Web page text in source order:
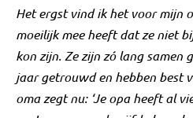
Het ergst vind ik het voor mijn
moeilijk mee heeft dat ze niet
kon zijn. Ze zijn zó lang samen
jaar getrouwd en hebben best
oma zegt nu: ‘Je opa heeft al